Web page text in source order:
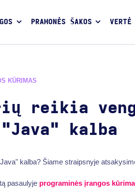
PRAMONĖS ŠAKOS VERTĖ
KŪRIMAS
reikia
kalba
kalba? Šiame straipsnyje
pasaulyje programinės įrangos